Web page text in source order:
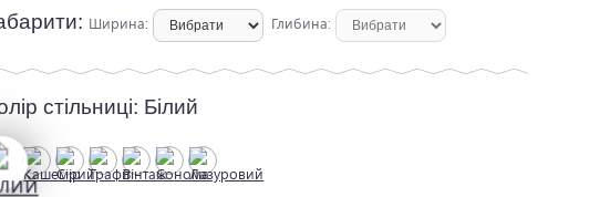
Ширина: Глибина:
стільниці: Білий